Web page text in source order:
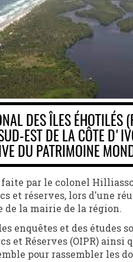
DES ÎLES ÉHOTILÉS
EST DE LA CÔTE
DU PATRIMOINE
par le colonel
et réserves, lors d'une
de la mairie de la région.
enquêtes et des études
et Réserves (OIPR)
pour rassembler les